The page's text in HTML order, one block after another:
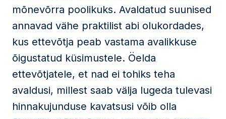
mõnevõrra poolikuks. Avaldatud suunised
annavad vähe praktilist abi olukordades,
kus ettevõtja peab vastama avalikkuse
õigustatud küsimustele. Öelda
ettevõtjatele, et nad ei tohiks teha
avaldusi, millest saab välja lugeda tulevasi
hinnakujunduse kavatsusi võib olla